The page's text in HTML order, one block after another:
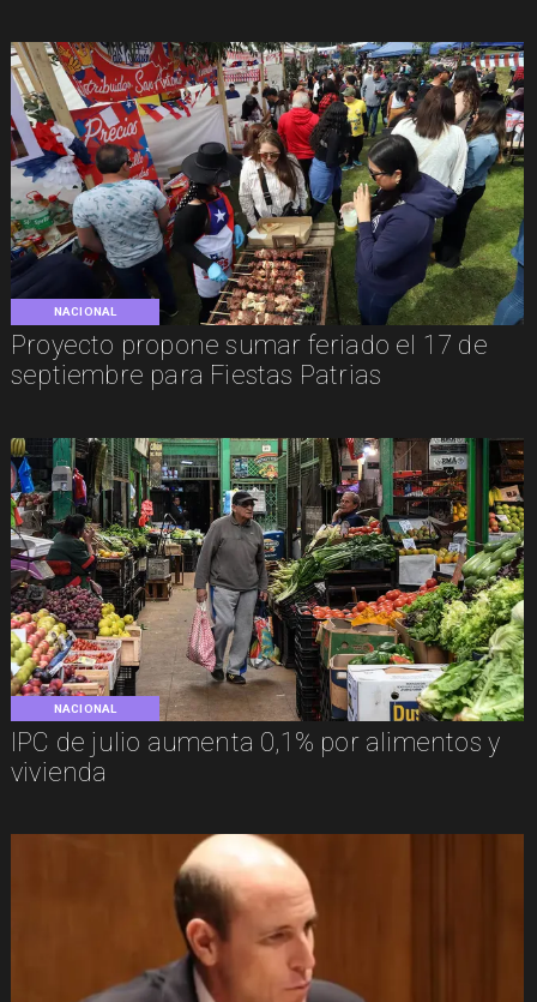
NACIONAL
Proyecto propone sumar feriado el 17 de
septiembre para Fiestas Patrias
NACIONAL
IPC de julio aumenta 0,1% por alimentos y
vivienda